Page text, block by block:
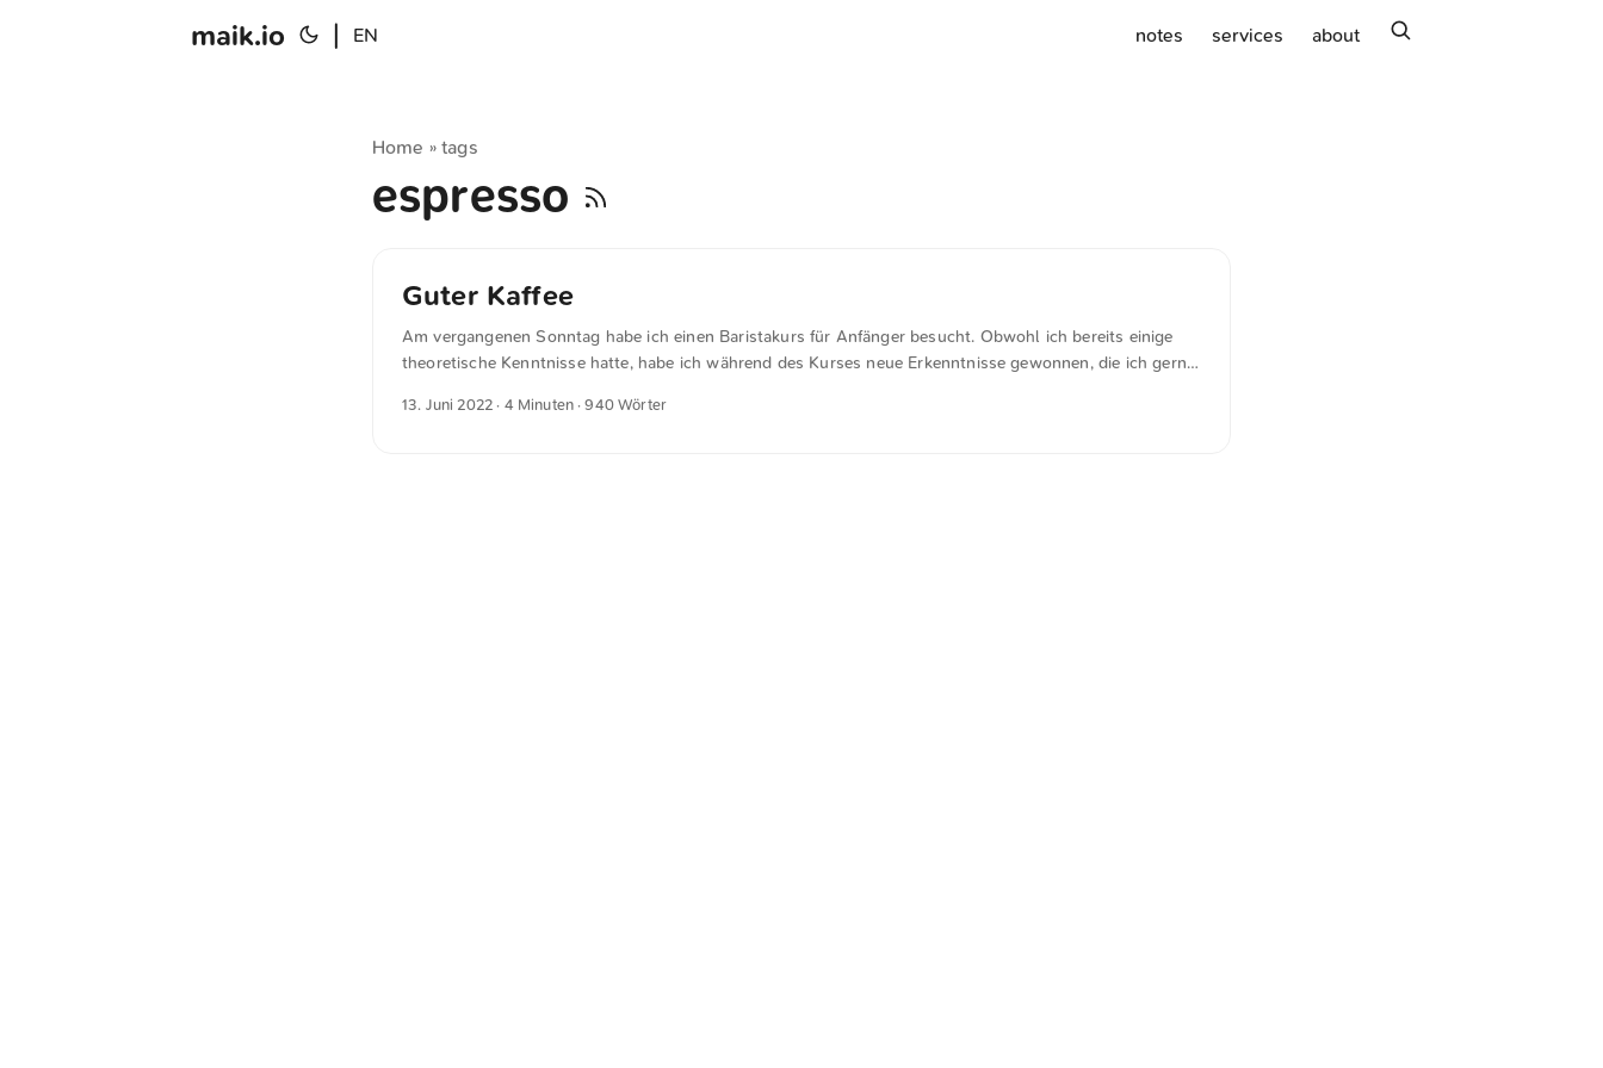
maik.io EN notes services about
Home »tags
espresso
Guter Kaffee
Am vergangenen Sonntag habe ich einen Baristakurs für Anfänger besucht. Obwohl ich bereits einige
theoretische Kenntnisse hatte, habe ich während des Kurses neue Erkenntnisse gewonnen, die ich gerne
richtigen Bohnenmischung solltest du dir Zeit nehmen und hartnäckig bleiben, bis du die Mischung
13. Juni 2022 · 4 Minuten · 940 Wörter